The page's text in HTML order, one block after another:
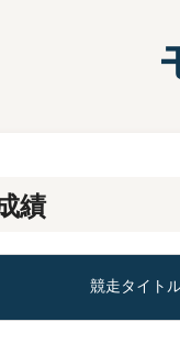
前検タイムラ
績
競走タイト